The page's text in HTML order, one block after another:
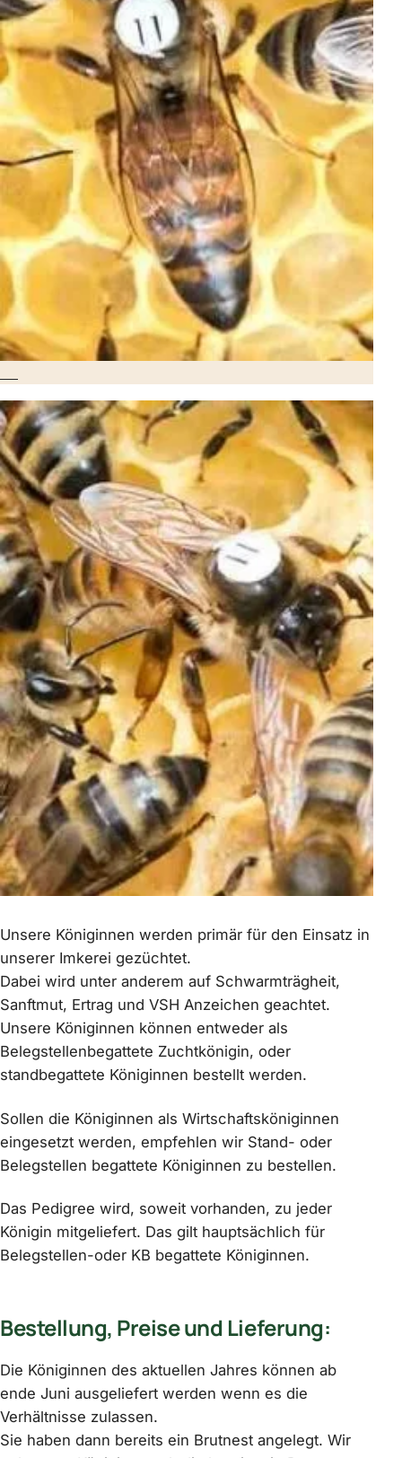
Unsere Königinnen werden primär für den Einsatz in
unserer Imkerei gezüchtet.
Dabei wird unter anderem auf Schwarmträgheit,
Sanftmut, Ertrag und VSH Anzeichen geachtet.
Unsere Königinnen können entweder als
Belegstellenbegattete Zuchtkönigin, oder
standbegattete Königinnen bestellt werden.
Sollen die Königinnen als Wirtschaftsköniginnen
eingesetzt werden, empfehlen wir Stand- oder
Belegstellen begattete Königinnen zu bestellen.
Das Pedigree wird, soweit vorhanden, zu jeder
Königin mitgeliefert. Das gilt hauptsächlich für
Belegstellen-oder KB begattete Königinnen.
Bestellung, Preise und Lieferung:
Die Königinnen des aktuellen Jahres können ab
ende Juni ausgeliefert werden wenn es die
Verhältnisse zulassen.
Sie haben dann bereits ein Brutnest angelegt. Wir